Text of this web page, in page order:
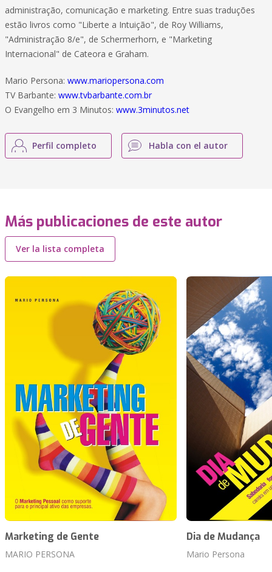
administração, comunicação e marketing. Entre suas traduções
estão livros como "Liberte a Intuição", de Roy Williams,
"Administração 8/e", de Schermerhorn, e "Marketing
Internacional" de Cateora e Graham.
Mario Persona: www.mariopersona.com
TV Barbante: www.tvbarbante.com.br
O Evangelho em 3 Minutos: www.3minutos.net
Perfil completo Habla con el autor
Más publicaciones de este autor
Ver la lista completa
Marketing de Gente
MARIO PERSONA
Dia de Mudança
Mario Persona